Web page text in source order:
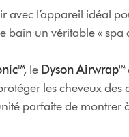
avec l’appareil idéal
bain un véritable « spa
, le Dyson Airwrap™
les cheveux
parfaite de montrer